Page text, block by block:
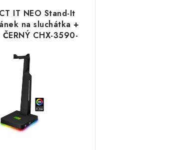
IT NEO Stand-It
na sluchátka +
ČERNÝ CHX-3590-